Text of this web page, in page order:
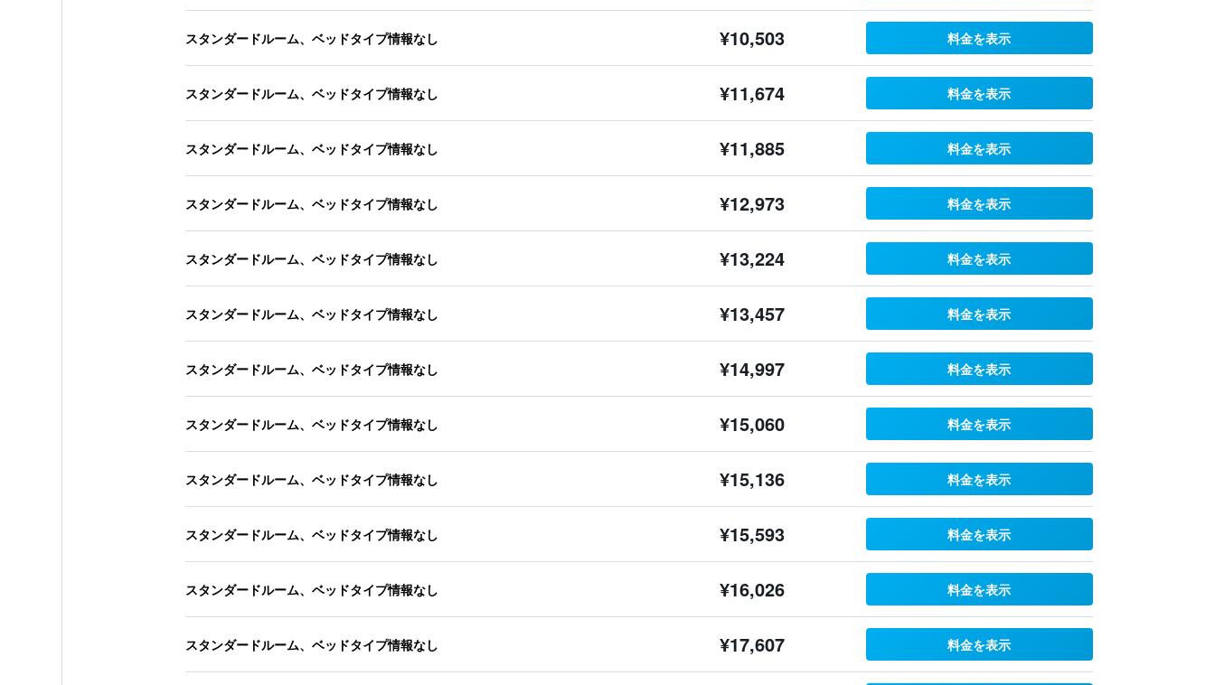
スタンダードルーム、ベッドタイプ情報なし ¥10,503 料金を表示
スタンダードルーム、ベッドタイプ情報なし ¥11,674 料金を表示
スタンダードルーム、ベッドタイプ情報なし ¥11,885 料金を表示
スタンダードルーム、ベッドタイプ情報なし ¥12,973 料金を表示
スタンダードルーム、ベッドタイプ情報なし ¥13,224 料金を表示
スタンダードルーム、ベッドタイプ情報なし ¥13,457 料金を表示
スタンダードルーム、ベッドタイプ情報なし ¥14,997 料金を表示
スタンダードルーム、ベッドタイプ情報なし ¥15,060 料金を表示
スタンダードルーム、ベッドタイプ情報なし ¥15,136 料金を表示
スタンダードルーム、ベッドタイプ情報なし ¥15,593 料金を表示
スタンダードルーム、ベッドタイプ情報なし ¥16,026 料金を表示
スタンダードルーム、ベッドタイプ情報なし ¥17,607 料金を表示